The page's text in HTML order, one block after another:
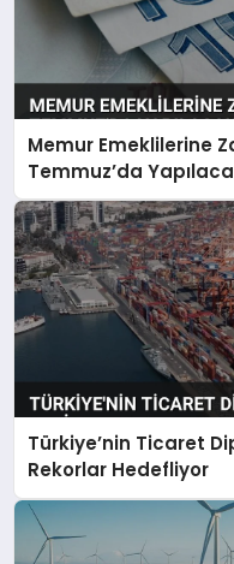
Memur Emeklilerine
Temmuz’da
Türkiye’nin Ticaret
Rekorlar Hedefliyor